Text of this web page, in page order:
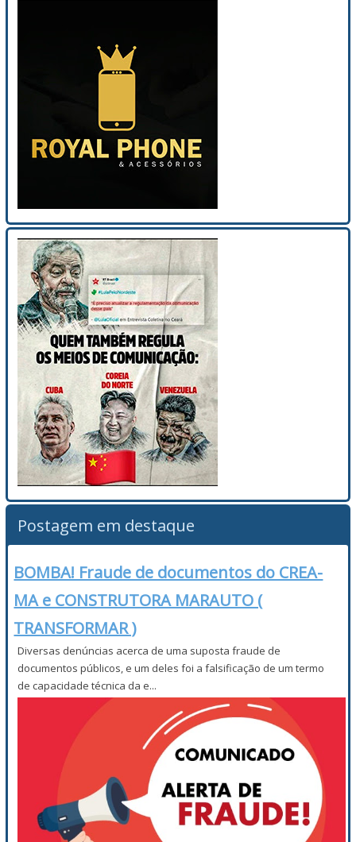
Postagem em destaque
BOMBA! Fraude de documentos do CREA-
MA e CONSTRUTORA MARAUTO (
TRANSFORMAR )
Diversas denúncias acerca de uma suposta fraude de
documentos públicos, e um deles foi a falsificação de um termo
de capacidade técnica da e...